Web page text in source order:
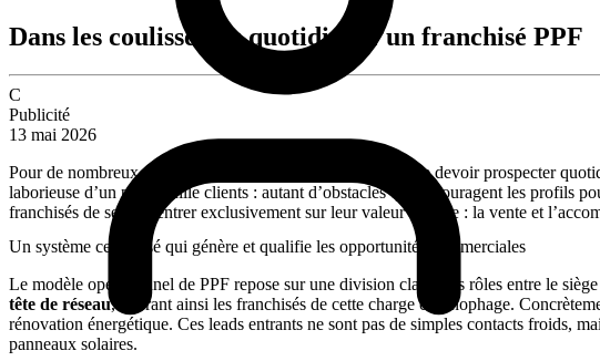
Dans les coulisses du quotidien d’un franchisé PPF
C
Publicité
13 mai 2026
Pour de nombreux candidats à la franchise, la perspective de devoir prospecter
laborieuse d’un portefeuille clients : autant d’obstacles qui découragent les profils
franchisés de se concentrer exclusivement sur leur valeur ajoutée : la vente et
Un système centralisé qui génère et qualifie les opportunités commerciales
Le modèle opérationnel de PPF repose sur une division claire des rôles entre le
tête de réseau, libérant ainsi les franchisés de cette charge chronophage.
rénovation énergétique. Ces leads entrants ne sont pas de simples contacts froids,
panneaux solaires.